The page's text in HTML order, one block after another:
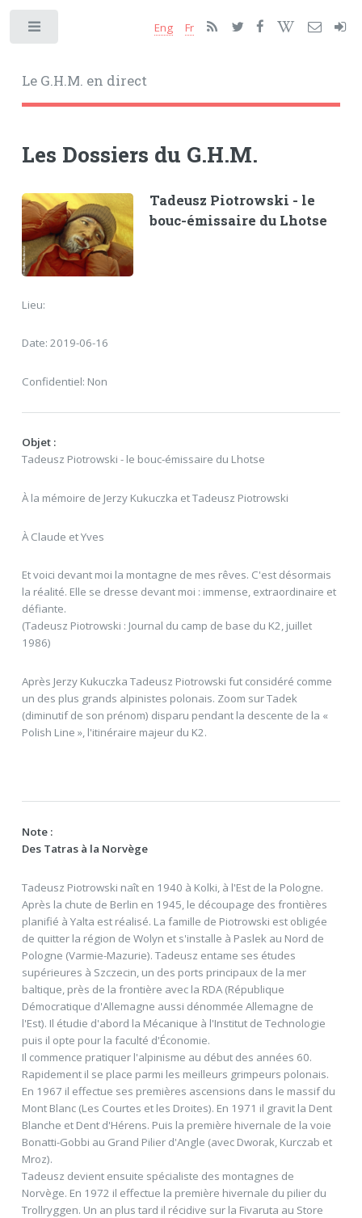
Le G.H.M. en direct
Eng Fr
Les Dossiers du G.H.M.
Tadeusz Piotrowski - le
bouc-émissaire du Lhotse
Lieu:
Date: 2019-06-16
Confidentiel: Non
Objet :
Tadeusz Piotrowski - le bouc-émissaire du Lhotse
À la mémoire de Jerzy Kukuczka et Tadeusz Piotrowski
À Claude et Yves
Et voici devant moi la montagne de mes rêves. C'est désormais
la réalité. Elle se dresse devant moi : immense, extraordinaire et
défiante.
(Tadeusz Piotrowski : Journal du camp de base du K2, juillet
1986)
Après Jerzy Kukuczka Tadeusz Piotrowski fut considéré comme
un des plus grands alpinistes polonais. Zoom sur Tadek
(diminutif de son prénom) disparu pendant la descente de la «
Polish Line », l'itinéraire majeur du K2.
Note :
Des Tatras à la Norvège
Tadeusz Piotrowski naît en 1940 à Kolki, à l'Est de la Pologne.
Après la chute de Berlin en 1945, le découpage des frontières
planifié à Yalta est réalisé. La famille de Piotrowski est obligée
de quitter la région de Wolyn et s'installe à Paslek au Nord de
Pologne (Varmie-Mazurie). Tadeusz entame ses études
supérieures à Szczecin, un des ports principaux de la mer
baltique, près de la frontière avec la RDA (République
Démocratique d'Allemagne aussi dénommée Allemagne de
l'Est). Il étudie d'abord la Mécanique à l'Institut de Technologie
puis il opte pour la faculté d'Économie.
Il commence pratiquer l'alpinisme au début des années 60.
Rapidement il se place parmi les meilleurs grimpeurs polonais.
En 1967 il effectue ses premières ascensions dans le massif du
Mont Blanc (Les Courtes et les Droites). En 1971 il gravit la Dent
Blanche et Dent d'Hérens. Puis la première hivernale de la voie
Bonatti-Gobbi au Grand Pilier d'Angle (avec Dworak, Kurczab et
Mroz).
Tadeusz devient ensuite spécialiste des montagnes de
Norvège. En 1972 il effectue la première hivernale du pilier du
Trollryggen. Un an plus tard il récidive sur la Fivaruta au Store